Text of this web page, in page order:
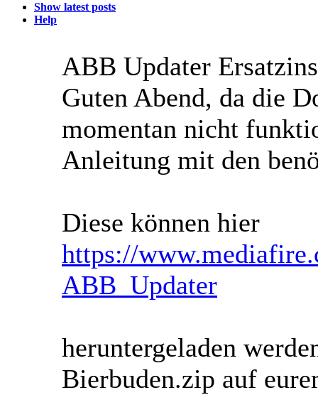
Show latest posts
Help
ABB Updater
Guten Abend, da die
momentan nicht
Anleitung mit den
Diese können hier
https://
ABB_Updater
heruntergeladen
Bierbuden.zip auf